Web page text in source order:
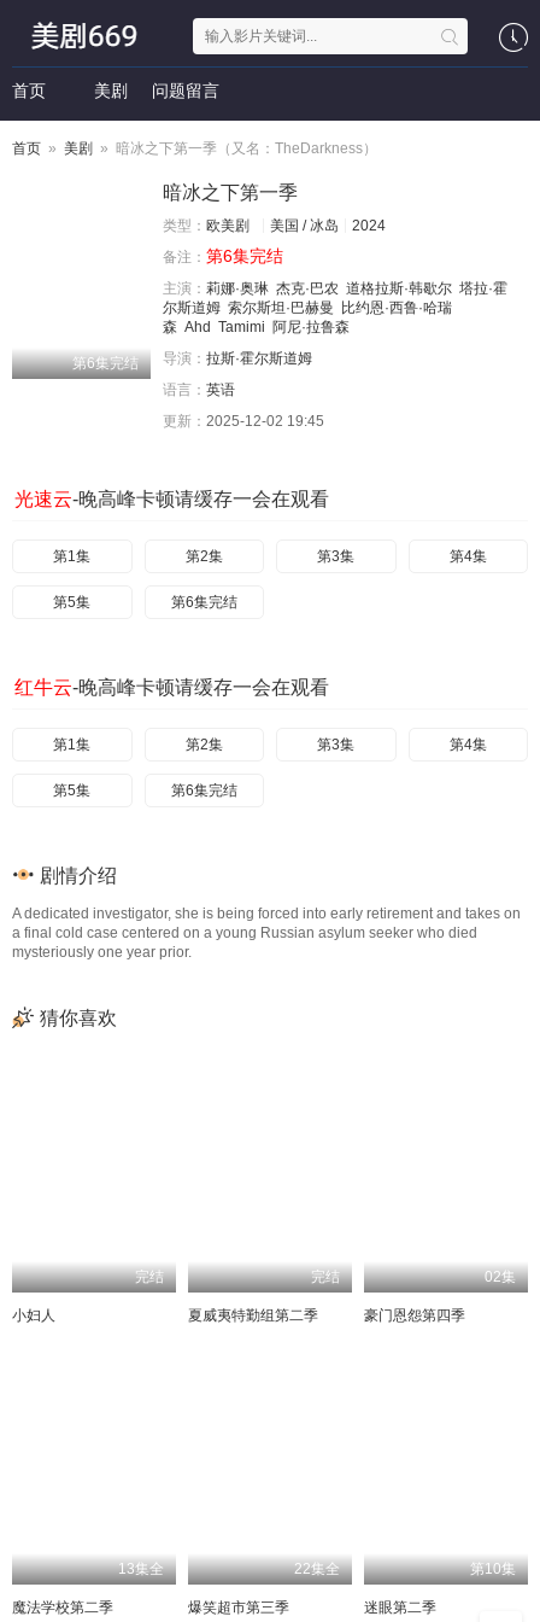
首页 美剧 问题留言
首页 » 美剧 » 暗冰之下第一季（又名：TheDarkness）
第6集完结
暗冰之下第一季
类型： 欧美剧 美国 / 冰岛
2024
备注： 第6集完结
主演： 莉娜·奥琳 杰克·巴农 道格拉斯·韩歇尔 塔拉·霍
尔斯道姆 索尔斯坦·巴赫曼
比约恩·西鲁·哈瑞
森 Ahd Tamimi 阿尼·拉鲁森
导演： 拉斯·霍尔斯道姆
语言： 英语
更新： 2025-12-02 19:45
光速云-晚高峰卡顿请缓存一会在观看
第1集 第2集 第3集 第4集
第5集 第6集完结
红牛云-晚高峰卡顿请缓存一会在观看
第1集 第2集 第3集 第4集
第5集 第6集完结
剧情介绍
A dedicated investigator, she is being forced into early retirement and takes on
a final cold case centered on a young Russian asylum seeker who died
mysteriously one year prior.
猜你喜欢
完结
小妇人
完结
夏威夷特勤组第二季
02集
豪门恩怨第四季
13集全
魔法学校第二季
22集全
爆笑超市第三季
第10集
迷眼第二季